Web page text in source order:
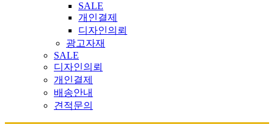
SALE
개인결제
디자인의뢰
광고자재
SALE
디자인의뢰
개인결제
배송안내
견적문의